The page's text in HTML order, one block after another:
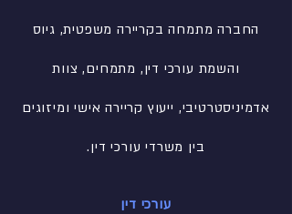
החברה מתמחה בקריירה משפטית, גיוס
והשמת עורכי דין, מתמחים, צוות
אדמיניסטרטיבי, ייעוץ קריירה אישי ומיזוגים
בין משרדי עורכי דין.
עורכי דין